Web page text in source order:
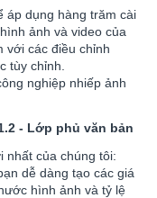
áp dụng hàng trăm cài
ảnh và video của
với các điều chỉnh
tùy chỉnh.
nghiệp nhiếp ảnh
- Lớp phủ văn bản
nhất của chúng tôi:
dễ dàng tạo các giá
hình ảnh và tỷ lệ